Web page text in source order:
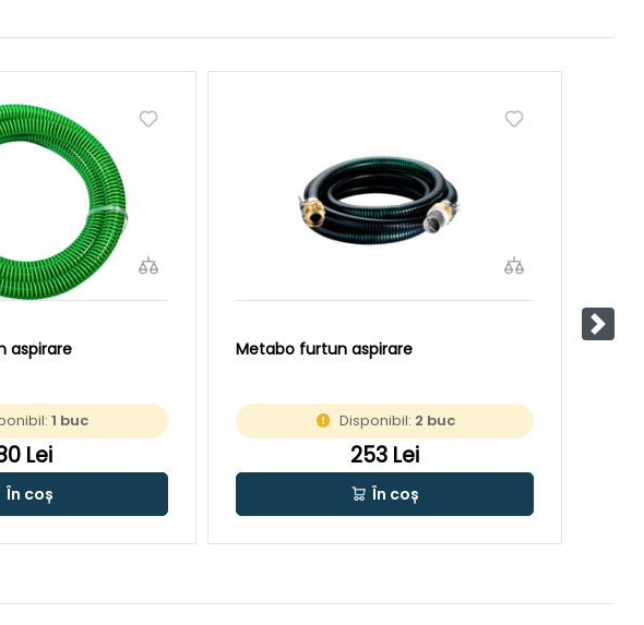
Pasul
aspirare
1 buc
Lei
În coș
Metabo furtun aspirare
Disponibil: 2 buc
253 Lei
În coș